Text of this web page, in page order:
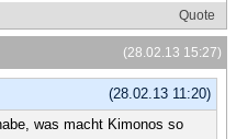
Quote
(28.02.13 15:27)
(28.02.13 11:20)
was macht Kimonos so